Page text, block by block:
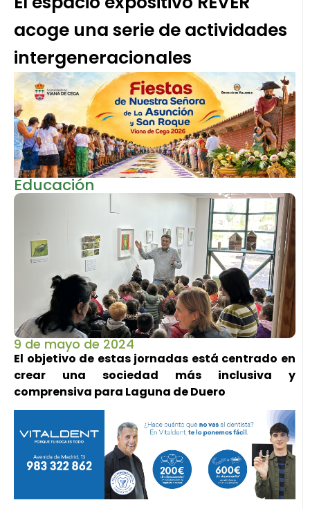
acoge una serie de actividades
intergeneracionales
Educación
9 de mayo de 2024
El objetivo de estas jornadas está centrado en
crear una sociedad más inclusiva y
comprensiva para Laguna de Duero